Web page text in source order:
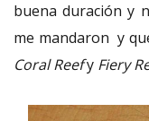
buena duración y
me mandaron y
Coral Reefy Fiery